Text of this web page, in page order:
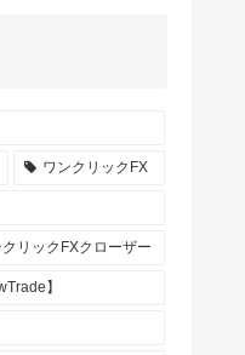
ワンクリックFX
クリックFXクローザー
】